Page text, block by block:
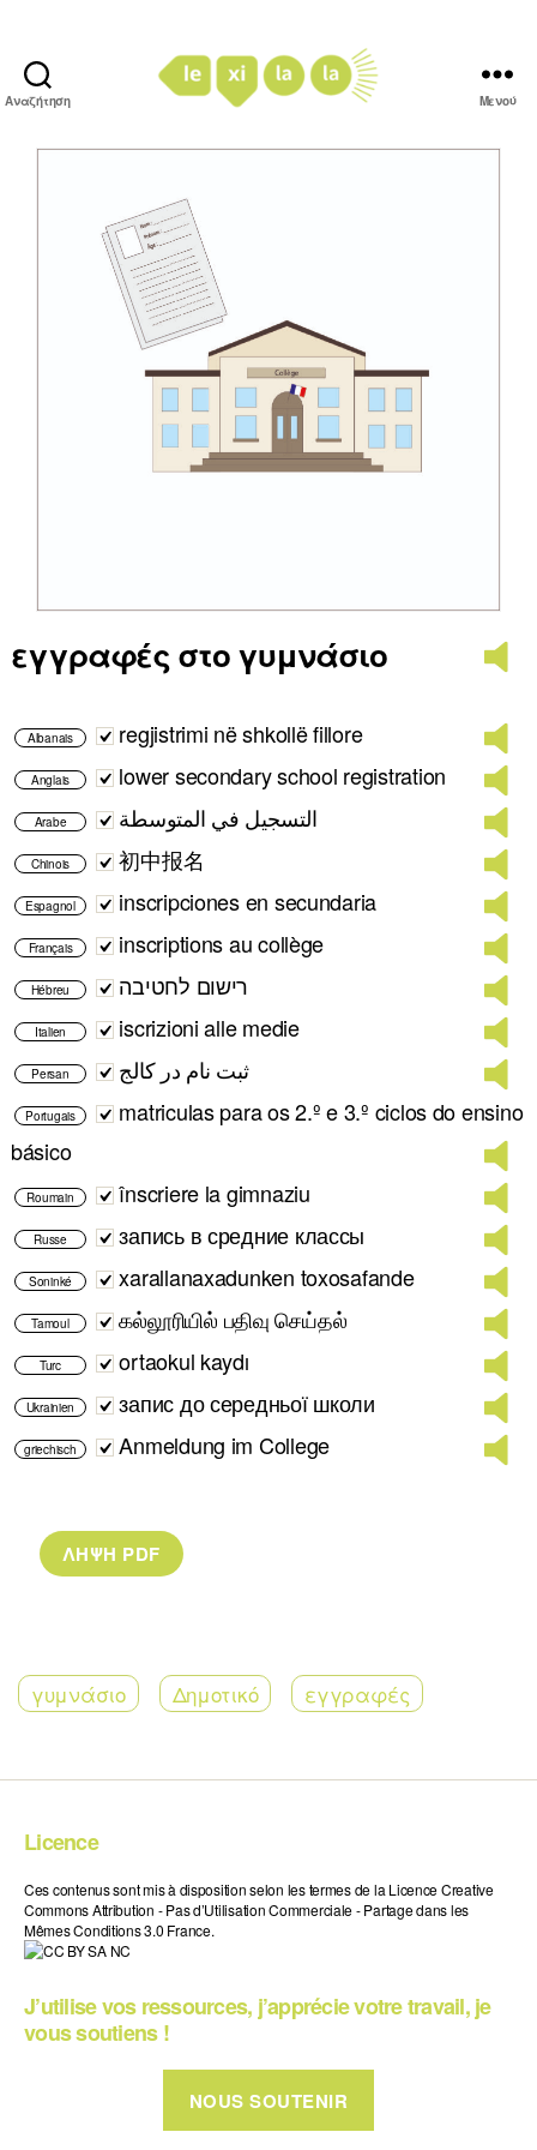
Αναζήτηση Μενού
εγγραφές στο γυμνάσιο
Albanais regjistrimi në shkollë fillore
Anglais lower secondary school registration
Arabe التسجيل في المتوسطة
Chinois 初中报名
Espagnol inscripciones en secundaria
Français inscriptions au collège
Hébreu רישום לחטיבה
Italien iscrizioni alle medie
Persan ثبت نام در کالج
Portugais
matriculas para os 2.º e 3.º ciclos do ensino
básico
Roumain înscriere la gimnaziu
Russe запись в средние классы
Soninké xarallanaxadunken toxosafande
Tamoul கல்லூரியில் பதிவு செய்தல்
Turc ortaokul kaydı
Ukrainien запис до середньої школи
griechisch Anmeldung im College
γυμνάσιο Δημοτικό εγγραφές
Licence
Ces contenus sont mis à disposition selon les termes de la Licence Creative
Commons Attribution - Pas d’Utilisation Commerciale - Partage dans les
Mêmes Conditions 3.0 France.
J’utilise vos ressources, j’apprécie votre travail, je
vous soutiens !
NOUS SOUTENIR